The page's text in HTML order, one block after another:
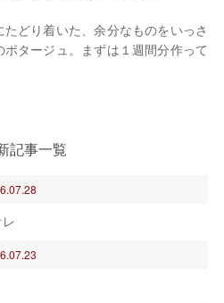
どり着いた、余分なものをいっさ
タージュ。まずは１週間分作って
記事一覧